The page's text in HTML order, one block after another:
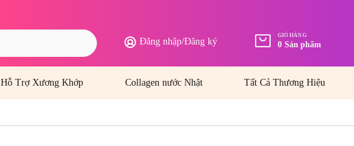
Đăng nhập/Đăng ký
GIỎ HÀNG
0 Sản phẩm
Hỗ Trợ Xương Khớp Collagen nước Nhật Tất Cả Thương Hiệu